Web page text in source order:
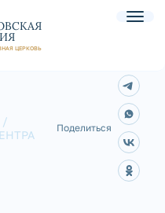
ЦЕРКОВЬ
Поделиться